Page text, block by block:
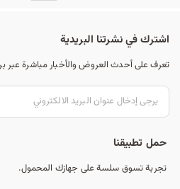
اشترك في نشرتنا البريدية
تعرف على أحدث العروض والأخبار مباشرة عبر
حمل تطبيقنا
تجربة تسوق سلسة على جهازك المحمول.